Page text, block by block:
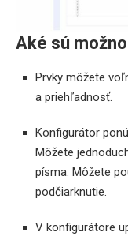
Aké sú
Prvky môžete
a priehľadnosť.
Konfigurátor
Môžete
písma. Môžete
podčiarknutie.
V konfigurátore